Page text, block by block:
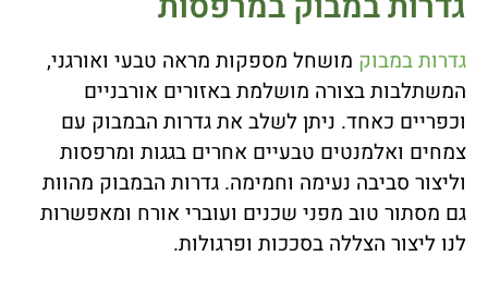
גדרות במבוק מושחל מספקות מראה טבעי ואורגני,
המשתלבות בצורה מושלמת באזורים אורבניים
וכפריים כאחד. ניתן לשלב את גדרות הבמבוק עם
צמחים ואלמנטים טבעיים אחרים בגגות ומרפסות
וליצור סביבה נעימה וחמימה. גדרות הבמבוק מהוות
גם מסתור טוב מפני שכנים ועוברי אורח ומאפשרות
לנו ליצור הצללה בסככות ופרגולות.